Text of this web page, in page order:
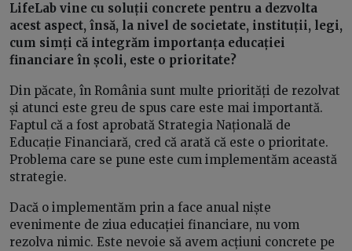
LifeLab vine cu soluții concrete pentru a dezvolta
acest aspect, însă, la nivel de societate, instituții, legi,
cum simți că integrăm importanța educației
financiare în școli, este o prioritate?
Din păcate, în România sunt multe priorități de rezolvat
și atunci este greu de spus care este mai importantă.
Faptul că a fost aprobată Strategia Națională de
Educație Financiară, cred că arată că este o prioritate.
Problema care se pune este cum implementăm această
strategie.
Dacă o implementăm prin a face anual niște
evenimente de ziua educației financiare, nu vom
rezolva nimic. Este nevoie să avem acțiuni concrete pe